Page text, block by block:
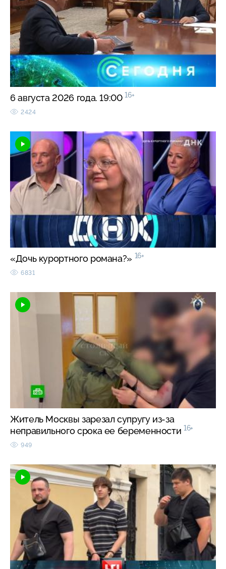
6 августа 2026 года. 19:00 16+
2424
«Дочь курортного романа?» 16+
6831
Житель Москвы зарезал супругу из-за
неправильного срока ее беременности 16+
949